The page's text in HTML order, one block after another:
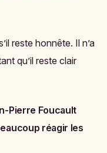
reste honnête. Il n’a
qu’il reste clair
Pierre Foucault
réagir les